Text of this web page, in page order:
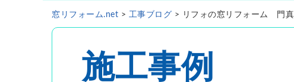
- 内窓・二重窓窓リフォーム.net > 工事ブログ > リフォの窓リフォーム 門
施工事例